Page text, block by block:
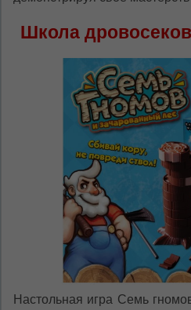
Школа
Настольная игра Семь